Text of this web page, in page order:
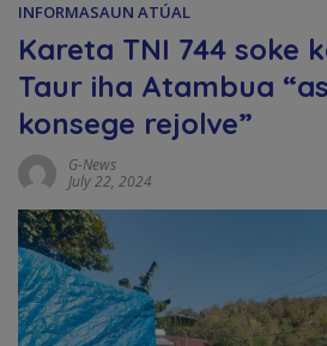
INFORMASAUN ATÚAL
Kareta TNI 744 soke
Taur iha Atambua
konsege rejolve”
G-News
July 22, 2024